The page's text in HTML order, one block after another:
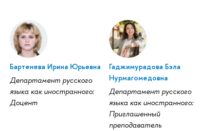
Бартенева Ирина Юрьевна
Департамент русского
языка как иностранного:
Доцент
Гаджимурадова Бэла
Нурмагомедовна
Департамент русского
языка как иностранного:
Приглашенный
преподаватель